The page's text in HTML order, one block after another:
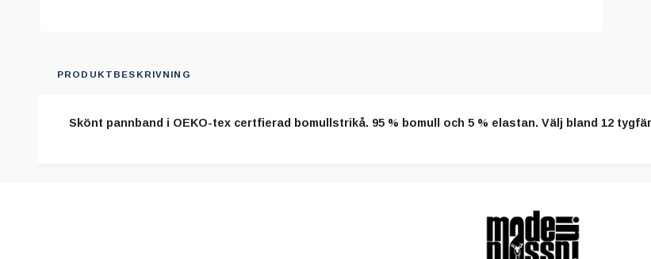
PRODUKTBESKRIVNING
Skönt pannband i OEKO-tex certfierad bomullstrikå. 95 % bomull och 5 % elastan. Välj bland 12